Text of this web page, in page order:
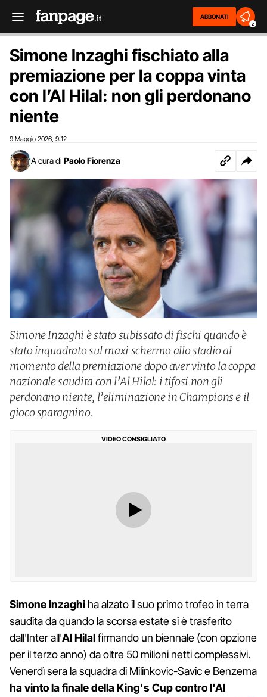
ABBONATI
2
Simone Inzaghi fischiato alla
premiazione per la coppa vinta
con l’Al Hilal: non gli perdonano
niente
9 Maggio 2026 9:12
A cura di Paolo Fiorenza
Simone Inzaghi è stato subissato di fischi quando è
stato inquadrato sul maxi schermo allo stadio al
momento della premiazione dopo aver vinto la coppa
nazionale saudita con l’Al Hilal: i tifosi non gli
perdonano niente, l’eliminazione in Champions e il
gioco sparagnino.
VIDEO CONSIGLIATO
Simone Inzaghi ha alzato il suo primo trofeo in terra
saudita da quando la scorsa estate si è trasferito
dall'Inter all'Al Hilalfirmando un biennale (con opzione
per il terzo anno) da oltre 50 milioni netti complessivi.
Venerdì sera la squadra di Milinkovic-Savic e Benzema
ha vinto la finale della King's Cup contro l'Al